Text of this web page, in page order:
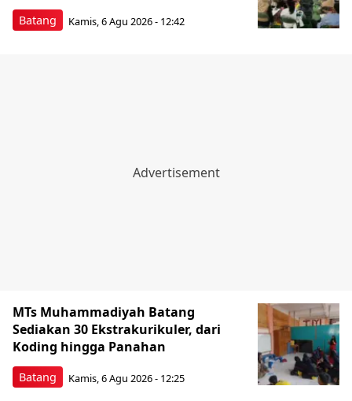
Batang Kamis, 6 Agu 2026 - 12:42
Batang
MTs Muhammadiyah Batang
Sediakan 30 Ekstrakurikuler, dari
Koding hingga Panahan
Kamis, 6 Agu 2026 - 12:25